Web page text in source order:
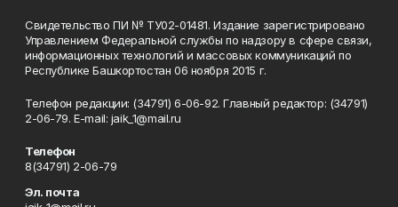
Свидетельство ПИ № ТУ02-01481. Издание зарегистрировано
Управлением Федеральной службы по надзору в сфере связи,
информационных технологий и массовых коммуникаций по
Республике Башкортостан 06 ноября 2015 г.
Телефон редакции: (34791) 6-06-92. Главный редактор: (34791)
2-06-79. Е-mаil: jaik_1@mail.ru
Телефон
8(34791) 2-06-79
Эл. почта